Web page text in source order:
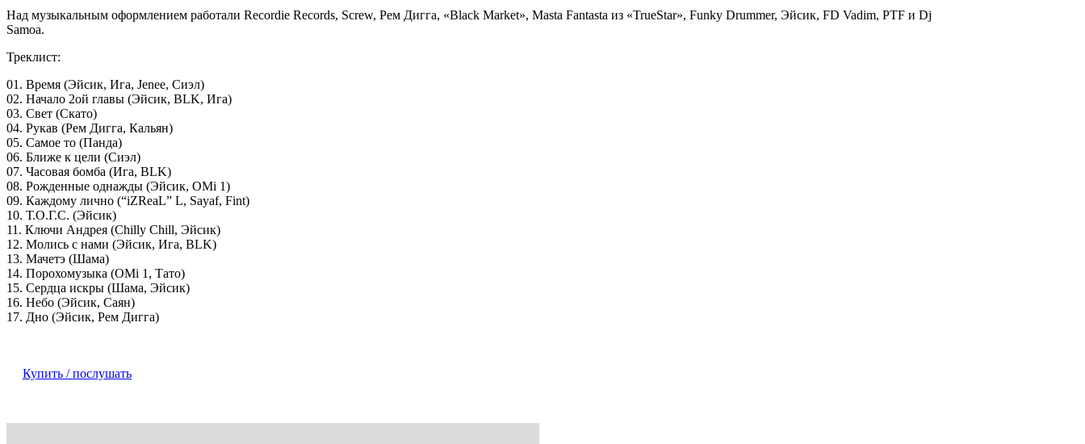
Над музыкальным оформлением работали Recordie Records, Screw, Рем Дигга, «Black Market», Masta Fantasta из «TrueStar», Funky Drummer, Эйсик, FD Vadim, PTF и Dj
Samoa.
Треклист:
01. Время (Эйсик, Ига, Jenee, Сиэл)
02. Начало 2ой главы (Эйсик, BLK, Ига)
03. Свет (Скато)
04. Рукав (Рем Дигга, Кальян)
05. Самое то (Панда)
06. Ближе к цели (Сиэл)
07. Часовая бомба (Ига, BLK)
08. Рожденные однажды (Эйсик, ОMi 1)
09. Каждому лично (“iZReaL” L, Sayaf, Fint)
10. Т.O.Г.С. (Эйсик)
11. Ключи Андрея (Chilly Chill, Эйсик)
12. Молись с нами (Эйсик, Ига, BLK)
13. Мачетэ (Шама)
14. Порохомузыка (ОMi 1, Тато)
15. Сердца искры (Шама, Эйсик)
16. Небо (Эйсик, Саян)
17. Дно (Эйсик, Рем Дигга)
Купить / послушать